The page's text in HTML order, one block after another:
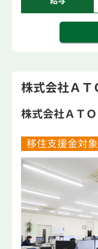
株式会社ＡＴ
株式会社ＡＴ
移住支援金対象